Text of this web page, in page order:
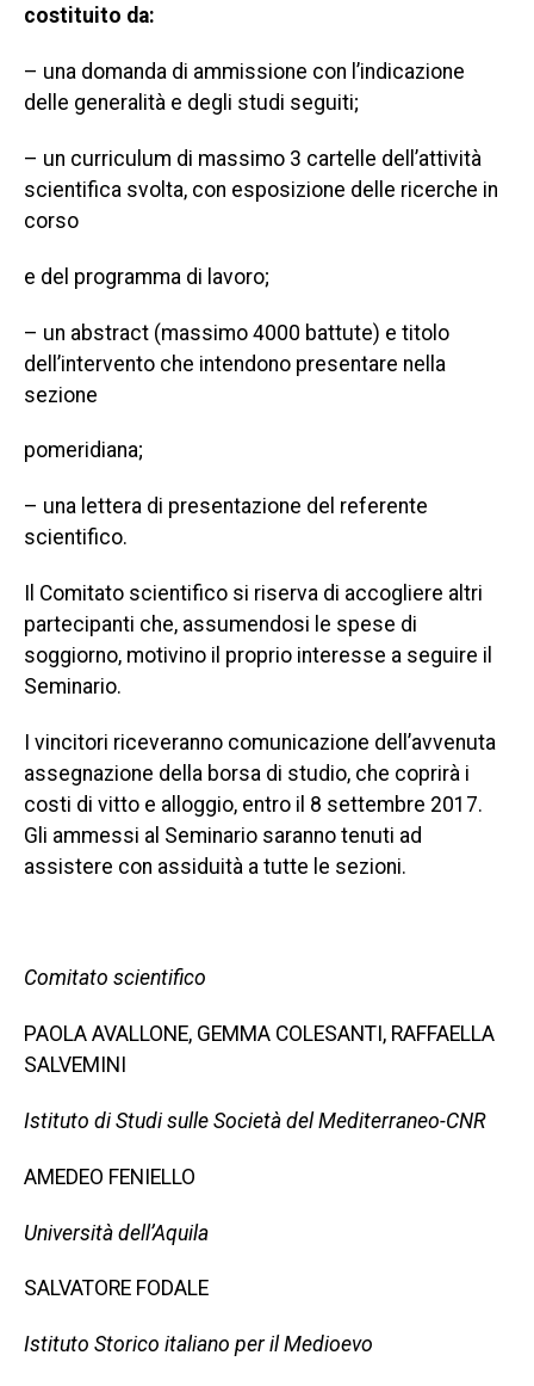
costituito da:
– una domanda di ammissione con l’indicazione
delle generalità e degli studi seguiti;
– un curriculum di massimo 3 cartelle dell’attività
scientifica svolta, con esposizione delle ricerche in
corso
e del programma di lavoro;
– un abstract (massimo 4000 battute) e titolo
dell’intervento che intendono presentare nella
sezione
pomeridiana;
– una lettera di presentazione del referente
scientifico.
Il Comitato scientifico si riserva di accogliere altri
partecipanti che, assumendosi le spese di
soggiorno, motivino il proprio interesse a seguire il
Seminario.
I vincitori riceveranno comunicazione dell’avvenuta
assegnazione della borsa di studio, che coprirà i
costi di vitto e alloggio, entro il 8 settembre 2017.
Gli ammessi al Seminario saranno tenuti ad
assistere con assiduità a tutte le sezioni.
Comitato scientifico
PAOLA AVALLONE, GEMMA COLESANTI, RAFFAELLA
SALVEMINI
Istituto di Studi sulle Società del Mediterraneo-CNR
AMEDEO FENIELLO
Università dell’Aquila
SALVATORE FODALE
Istituto Storico italiano per il Medioevo